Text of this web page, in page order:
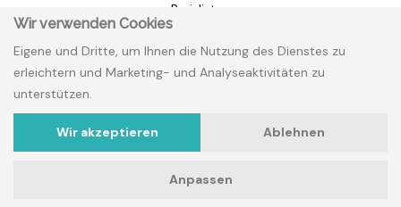
Preislisten
Metamorphosen
Klinik Blume
Wir verwenden Cookies
Eigene und Dritte, um Ihnen die Nutzung des Dienstes zu
erleichtern und Marketing- und Analyseaktivitäten zu
unterstützen.
Wir akzeptieren Ablehnen
Anpassen